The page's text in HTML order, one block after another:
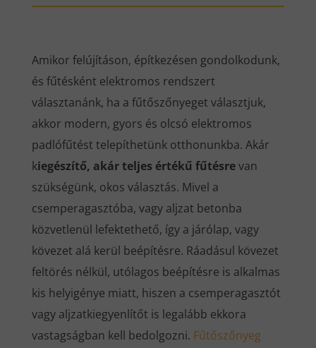
Amikor felújításon, építkezésen gondolkodunk,
és fűtésként elektromos rendszert
választanánk, ha a fűtőszőnyeget választjuk,
akkor modern, gyors és olcsó elektromos
padlófűtést telepíthetünk otthonunkba. Akár
kiegészítő, akár teljes értékű fűtésrevan
szükségünk, okos választás. Mivel a
csemperagasztóba, vagy aljzat betonba
közvetlenül lefektethető, így a járólap, vagy
kövezet alá kerül beépítésre. Ráadásul kövezet
feltörés nélkül, utólagos beépítésre is alkalmas
kis helyigénye miatt, hiszen a csemperagasztót
vagy aljzatkiegyenlítőt is legalább ekkora
vastagságban kell bedolgozni. Fűtőszőnyeg